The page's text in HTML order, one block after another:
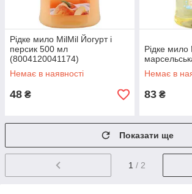
Рідке мило MilMil Йогурт і
персик 500 мл
(8004120041174)
Немає в наявності
48 ₴
Рідке
Немає в
83 ₴
Показати ще
1 / 2